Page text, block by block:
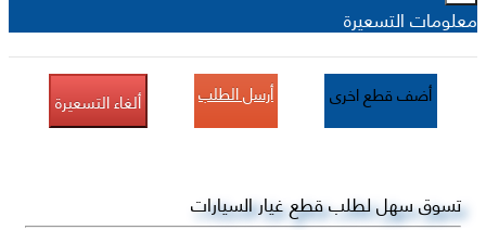
معلومات التسعيرة
أضف قطع اخرى أرسل الطلب ألغاء التسعيرة
تسوق سهل لطلب قطع غيار السيارات